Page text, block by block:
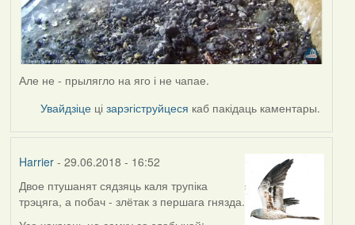
Але не - прылягло на яго і не чапае.
Увайдзіце цізарэгіструйцеся каб пакідаць каментары.
Harrier- 29.06.2018 - 16:52
Двое птушанят сядзяць каля трупіка
трэцяга, а побач - злётак з першага гнязда.